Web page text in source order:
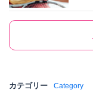
カテゴリー Category